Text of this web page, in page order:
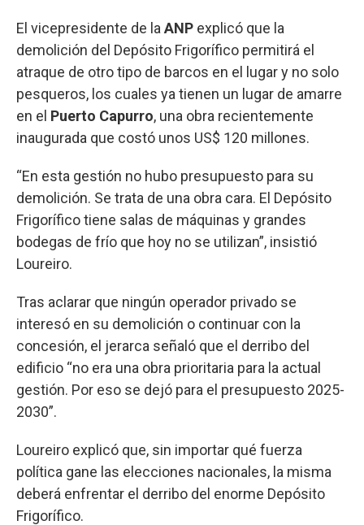
El vicepresidente de la ANP explicó que la
demolición del Depósito Frigorífico permitirá el
atraque de otro tipo de barcos en el lugar y no solo
pesqueros, los cuales ya tienen un lugar de amarre
en el Puerto Capurro, una obra recientemente
inaugurada que costó unos US$ 120 millones.
“En esta gestión no hubo presupuesto para su
demolición. Se trata de una obra cara. El Depósito
Frigorífico tiene salas de máquinas y grandes
bodegas de frío que hoy no se utilizan”, insistió
Loureiro.
Tras aclarar que ningún operador privado se
interesó en su demolición o continuar con la
concesión, el jerarca señaló que el derribo del
edificio “no era una obra prioritaria para la actual
gestión. Por eso se dejó para el presupuesto 2025-
2030”.
Loureiro explicó que, sin importar qué fuerza
política gane las elecciones nacionales, la misma
deberá enfrentar el derribo del enorme Depósito
Frigorífico.